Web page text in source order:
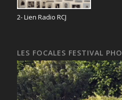
2- Lien Radio RCJ
LES FOCALES FESTIVAL